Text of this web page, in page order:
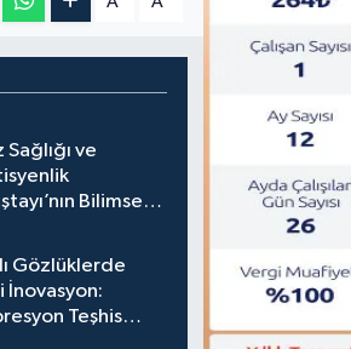
Sağlığı ve
Bilimsel
Gözlüklerde
İnovasyon:
Teşhis